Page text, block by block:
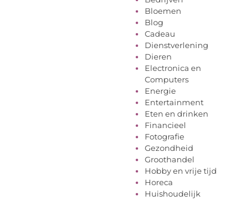
Bloemen
Blog
Cadeau
Dienstverlening
Dieren
Electronica en
Computers
Energie
Entertainment
Eten en drinken
Financieel
Fotografie
Gezondheid
Groothandel
Hobby en vrije tijd
Horeca
Huishoudelijk